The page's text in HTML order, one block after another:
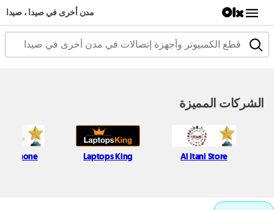
مدن أخرى في صيدا ، صيدا
الشركات المميزة
Al Itani Store
Laptops King
Phone